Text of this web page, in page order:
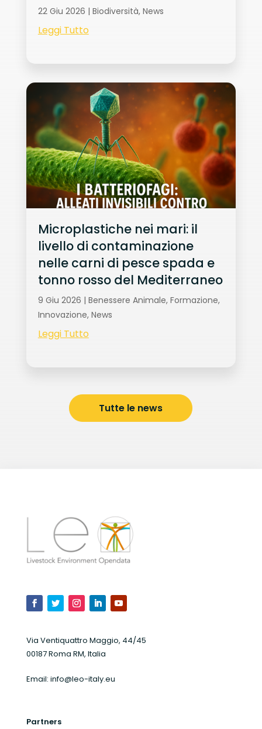
22 Giu 2026 | Biodiversità, News
Leggi Tutto
Microplastiche nei mari: il
livello di contaminazione
nelle carni di pesce spada e
tonno rosso del Mediterraneo
9 Giu 2026 | Benessere Animale, Formazione,
Innovazione, News
Leggi Tutto
Tutte le news
Via Ventiquattro Maggio, 44/45
00187 Roma RM, Italia
Email: info@leo-italy.eu
Partners